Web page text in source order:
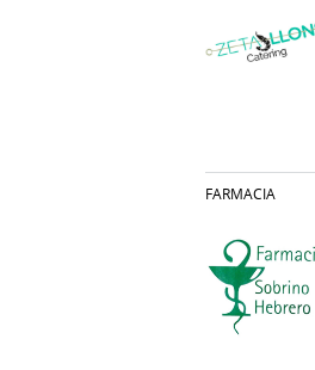
FARMACIA